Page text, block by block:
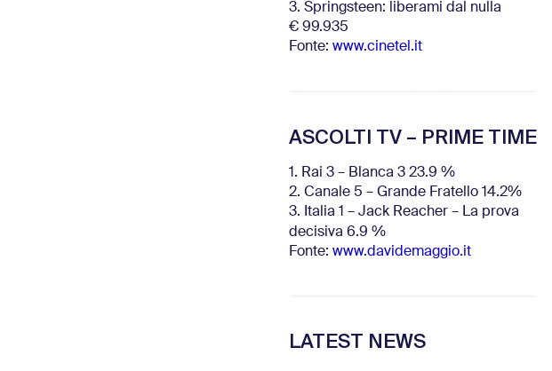
3. Springsteen: liberami dal nulla
€ 99.935
Fonte: www.cinetel.it
ASCOLTI TV – PRIME TIME
1. Rai 3 – Blanca 3 23.9 %
2. Canale 5 – Grande Fratello 14.2%
3. Italia 1 – Jack Reacher – La prova
decisiva 6.9 %
Fonte: www.davidemaggio.it
LATEST NEWS